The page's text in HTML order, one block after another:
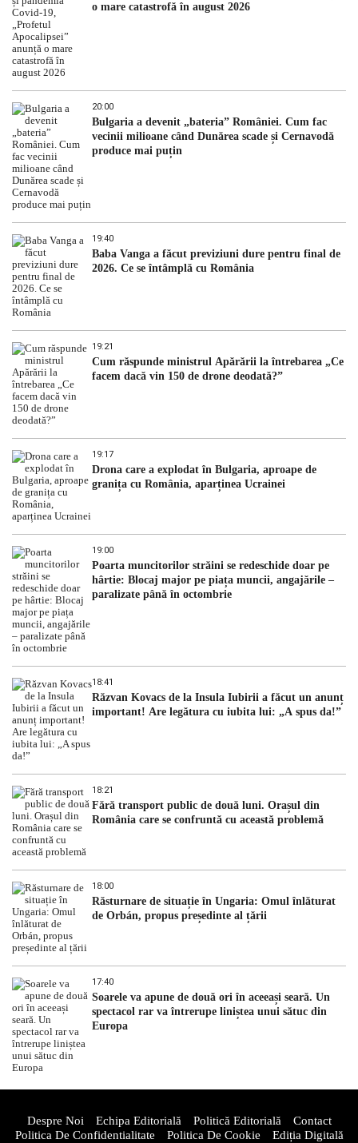
o mare catastrofă în august 2026
20:00
Bulgaria a devenit „bateria” României. Cum fac
vecinii milioane când Dunărea scade și Cernavodă
produce mai puțin
19:40
Baba Vanga a făcut previziuni dure pentru final de
2026. Ce se întâmplă cu România
19:21
Cum răspunde ministrul Apărării la întrebarea „Ce
facem dacă vin 150 de drone deodată?”
19:17
Drona care a explodat în Bulgaria, aproape de
granița cu România, aparținea Ucrainei
19:00
Poarta muncitorilor străini se redeschide doar pe
hârtie: Blocaj major pe piața muncii, angajările –
paralizate până în octombrie
18:41
Răzvan Kovacs de la Insula Iubirii a făcut un anunț
important! Are legătura cu iubita lui: „A spus da!”
18:21
Fără transport public de două luni. Orașul din
România care se confruntă cu această problemă
18:00
Răsturnare de situație în Ungaria: Omul înlăturat
de Orbán, propus președinte al țării
17:40
Soarele va apune de două ori în aceeași seară. Un
spectacol rar va întrerupe liniștea unui sătuc din
Europa
Despre Noi Echipa Editorială Politică Editorială
Contact
Politica De Confidentialitate
Politica De Cookie Ediția Digitală